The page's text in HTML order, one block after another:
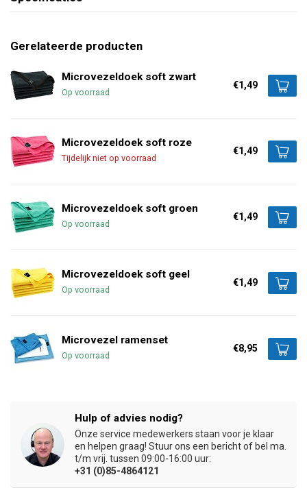
Gerelateerde producten
Microvezeldoek soft zwart
Op voorraad
€1,49
Microvezeldoek soft roze
Tijdelijk niet op voorraad
€1,49
Microvezeldoek soft groen
Op voorraad
€1,49
Microvezeldoek soft geel
Op voorraad
€1,49
Microvezel ramenset
Op voorraad
€8,95
Hulp of advies nodig?
Onze service medewerkers staan voor je klaar
en helpen graag! Stuur ons een bericht of bel ma.
t/m vrij. tussen 09:00-16:00 uur:
+31 (0)85-4864121